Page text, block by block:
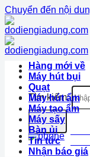
Chuyển đến nội
Tìm kiếm:
Hàng mới về
Máy hút bụi
Quạt
Máy hút ẩm
Máy tạo ẩm
Máy sấy
Bàn ủi
Tin tức
Nhận báo giá